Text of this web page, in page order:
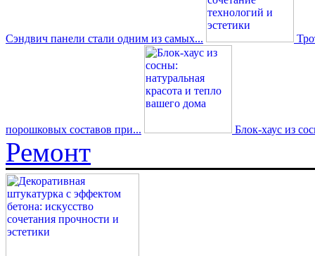
Сэндвич панели стали одним из самых...
порошковых составов при... Блок-хаус из
Ремонт